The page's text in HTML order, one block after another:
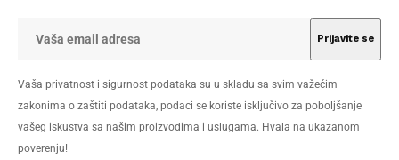
Vaša privatnost i sigurnost podataka su u skladu sa svim važećim
zakonima o zaštiti podataka, podaci se koriste isključivo za poboljšanje
vašeg iskustva sa našim proizvodima i uslugama. Hvala na ukazanom
poverenju!